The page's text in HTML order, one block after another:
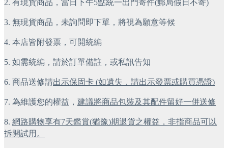
2. 有現貨商品，當日下午5點統一出門寄件(郵局假日不寄)
3. 無現貨商品，未詢問即下單，將視為願意等候
4. 本店皆附發票，可開統編
5. 如需統編，請於訂單備註，或私訊告知
6. 商品送修請出示保固卡 (如遺失，請出示發票或購買憑證)
7. 為維護您的權益， 建議將商品包裝及其配件留好一併送修
8. 網路購物享有7天鑑賞(猶豫)期退貨之權益，非指商品可以
拆開試用。